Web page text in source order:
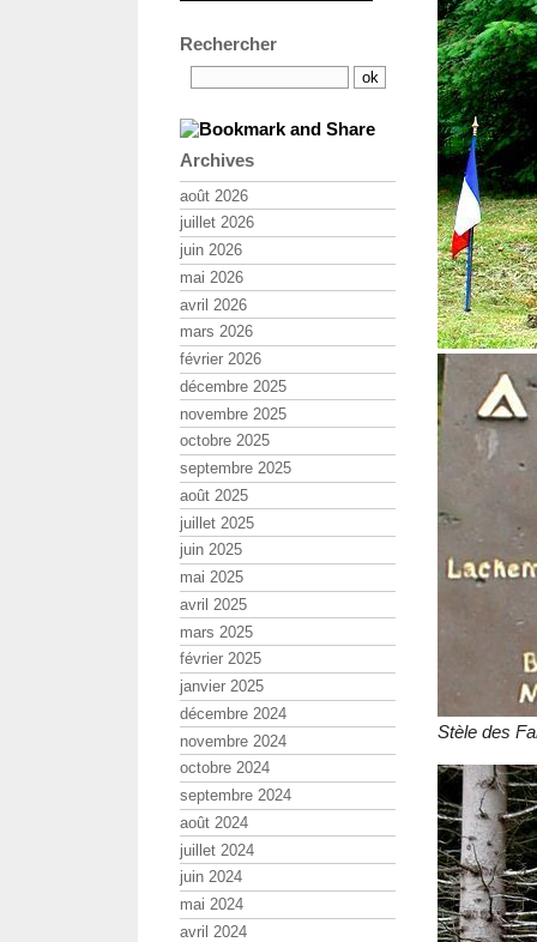
Stèle des
Rechercher
Archives
août 2026
juillet 2026
juin 2026
mai 2026
avril 2026
mars 2026
février 2026
décembre 2025
novembre 2025
octobre 2025
septembre 2025
août 2025
juillet 2025
juin 2025
mai 2025
avril 2025
mars 2025
février 2025
janvier 2025
décembre 2024
novembre 2024
octobre 2024
septembre 2024
août 2024
juillet 2024
juin 2024
mai 2024
avril 2024